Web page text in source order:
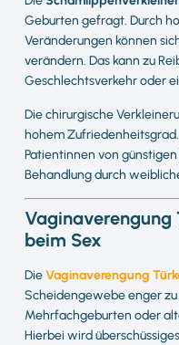
Geburten gefragt. Durch
Veränderungen können
verändern. Das kann zu
Geschlechtsverkehr oder
Die chirurgische
hohem
Patientinnen von
Behandlung durch
Vaginaverengung
beim Sex
DieVaginaverengung
Scheidengewebe enger zu
Mehrfachgeburten oder
Hierbei wird